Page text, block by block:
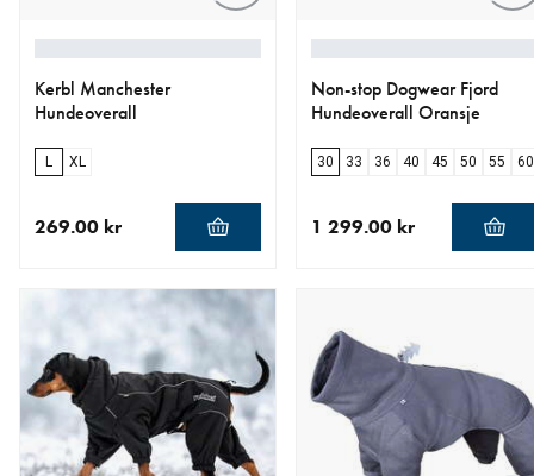
Kerbl Manchester
Hundeoverall
L XL
269.00 kr
Non-stop Dogwear Fjord
Hundeoverall Oransje
30 33 36 40 45 50 55 60
1 299.00 kr